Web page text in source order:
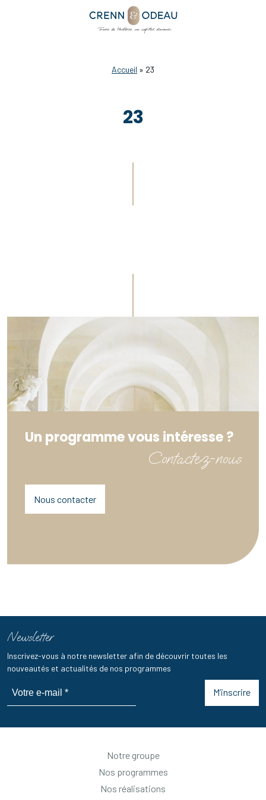
Accueil » 23
23
Un programme vous intéresse ?
Contactez-nous
Nous contacter
Newsletter
Inscrivez-vous à notre newsletter afin de découvrir toutes les
nouveautés et actualités de nos programmes
M’inscrire
Notre groupe
Nos programmes
Nos réalisations